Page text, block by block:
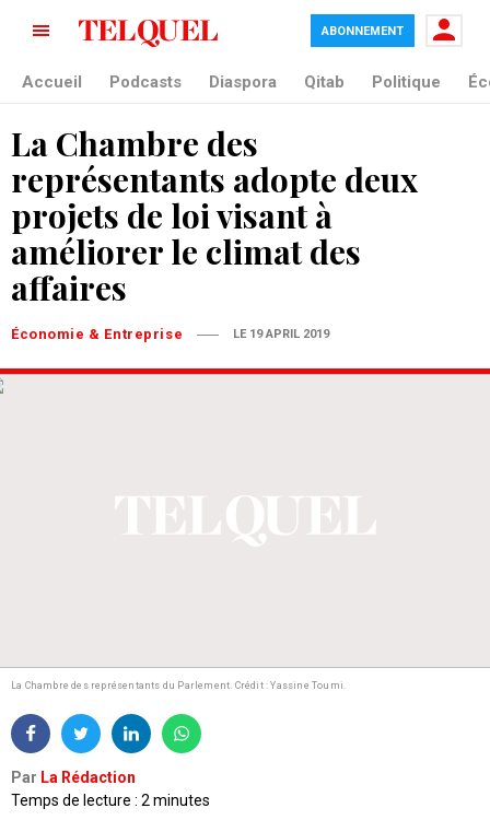
ABONNEMENT
Accueil Podcasts Diaspora Qitab Politique
La Chambre des
représentants adopte deux
projets de loi visant à
améliorer le climat des
affaires
Économie & Entreprise LE 19 APRIL 2019
La Chambre des représentants du Parlement. Crédit : Yassine Toumi.
Par La Rédaction
Temps de lecture : 2 minutes